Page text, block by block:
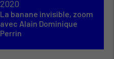
2020
La banane invisible, zoom
avec Alain Dominique
Perrin